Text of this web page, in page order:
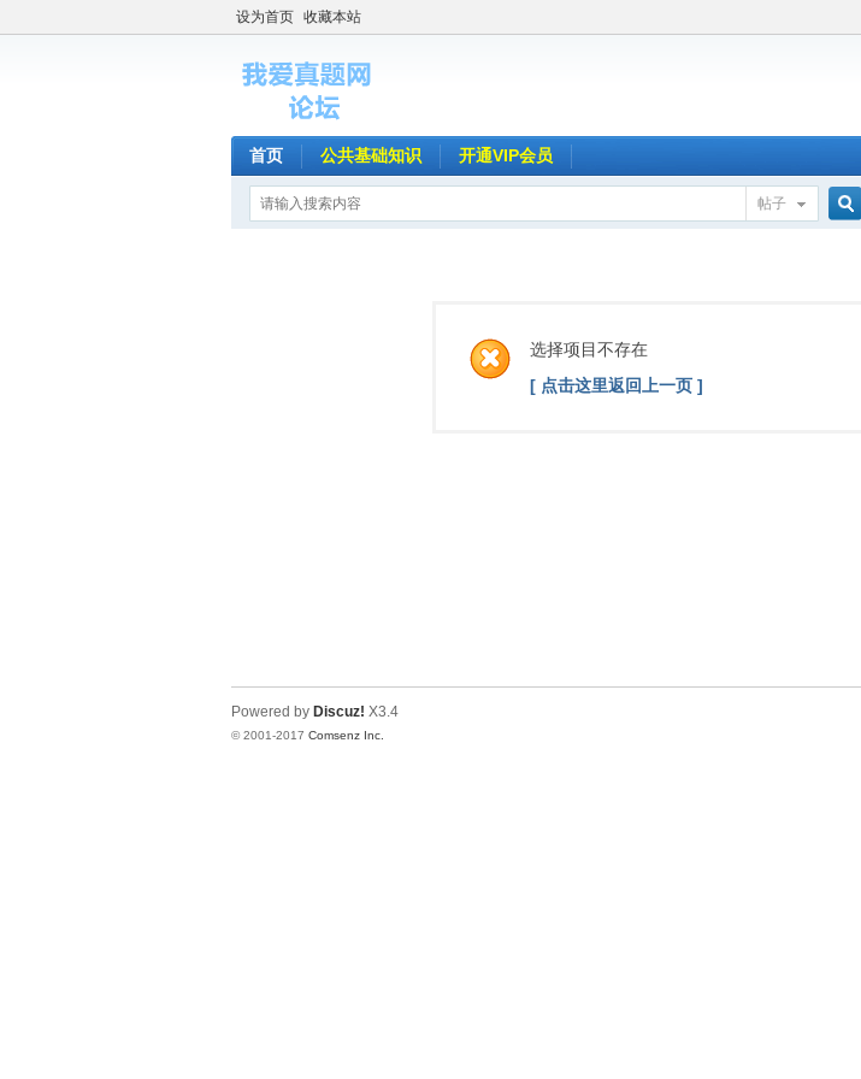
设为首页 收藏本站
首页 公共基础知识 开通VIP会员
帖子
选择项目不存在
[ 点击这里返回上一页 ]
Powered by Discuz! X3.4
© 2001-2017 Comsenz Inc.